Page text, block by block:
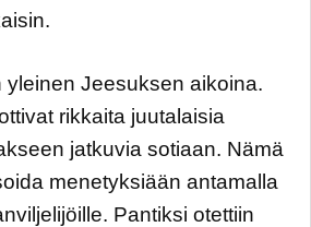
yleinen Jeesuksen aikoina.
rikkaita juutalaisia
jatkuvia sotiaan. Nämä
menetyksiään antamalla
Pantiksi otettiin